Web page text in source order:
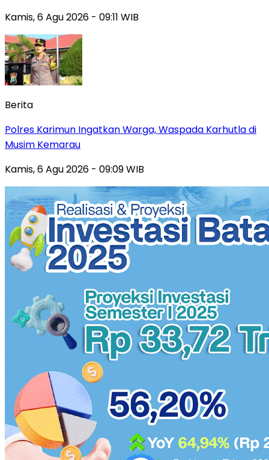
Kamis, 6 Agu 2026 - 09:11 WIB
Berita
Polres Karimun Ingatkan Warga, Waspada Karhutla di
Musim Kemarau
Kamis, 6 Agu 2026 - 09:09 WIB